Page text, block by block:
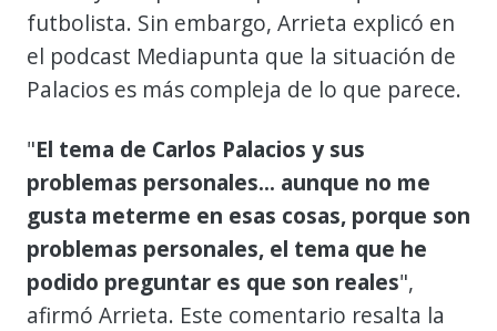
futbolista. Sin embargo, Arrieta explicó en
el podcast Mediapunta que la situación de
Palacios es más compleja de lo que parece.
"El tema de Carlos Palacios y sus
problemas personales... aunque no me
gusta meterme en esas cosas, porque son
problemas personales, el tema que he
podido preguntar es que son reales",
afirmó Arrieta. Este comentario resalta la